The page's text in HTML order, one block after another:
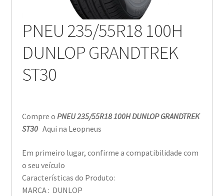
PNEU 235/55R18 100H
DUNLOP GRANDTREK
ST30
Compre o PNEU 235/55R18 100H DUNLOP GRANDTREK
ST30 Aqui na Leopneus
Em primeiro lugar, confirme a compatibilidade com
o seu veículo
Características do Produto:
MARCA : DUNLOP